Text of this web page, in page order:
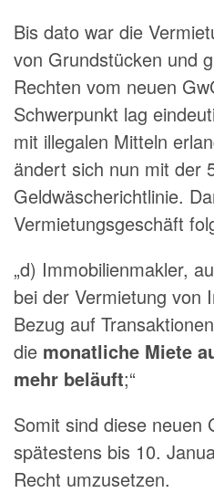
Bis dato war die
von Grundstücken und
Rechten vom neuen
Schwerpunkt lag
mit illegalen Mitteln
ändert sich nun mit der
Geldwäscherichtlinie.
Vermietungsgeschäft
„d) Immobilienmakler,
bei der Vermietung von
Bezug auf
die monatliche Miete
mehr beläuft;“
Somit sind diese neuen
spätestens bis 10.
Recht umzusetzen.